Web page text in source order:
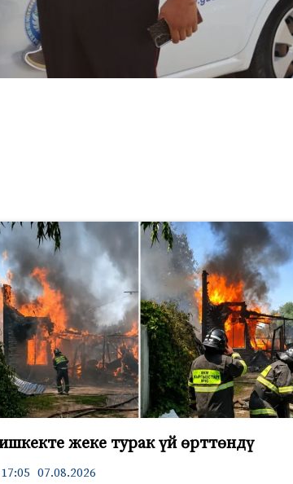
жеке турак үй өрттөндү
17:05 07.08.2026